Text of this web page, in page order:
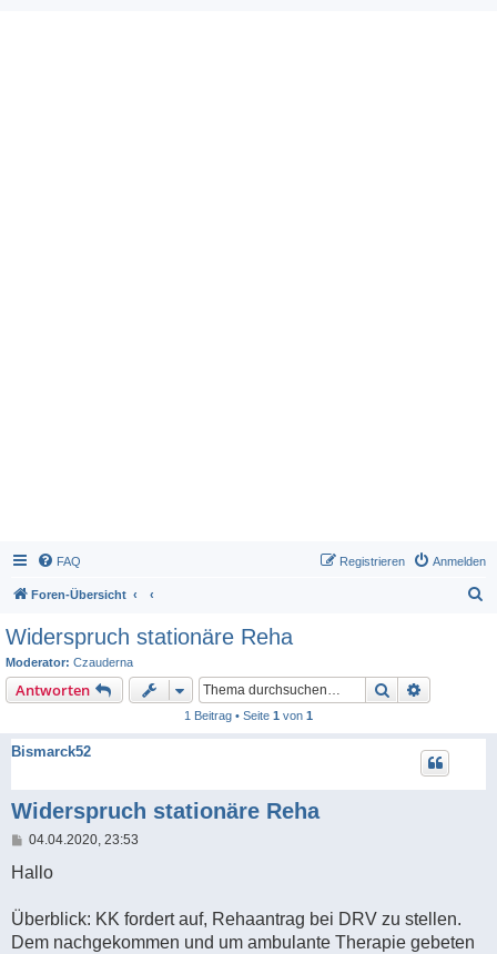
FAQ Anmelden
Registrieren
Foren-Übersicht
Widerspruch stationäre Reha
Moderator: Czauderna
Antworten Suche
1 Beitrag • Seite 1 von 1
Bismarck52
Widerspruch stationäre Reha
B
i
a
04.04.2020, 23:53
Hallo
Überblick: KK fordert auf, Rehaantrag bei DRV zu stellen.
Dem nachgekommen und um ambulante Therapie gebeten